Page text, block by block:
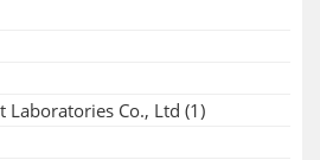
Laboratories Co., Ltd (1)